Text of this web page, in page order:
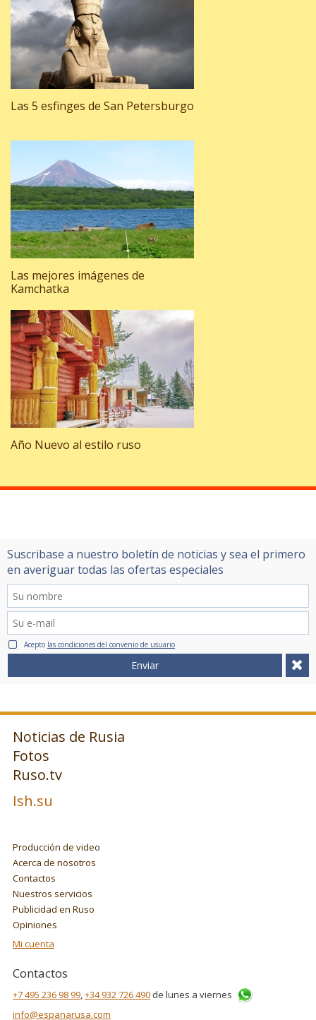
Las 5 esfinges de San Petersburgo
Las mejores imágenes de
Kamchatka
Año Nuevo al estilo ruso
Suscribase a nuestro boletín de noticias y sea el primero
en averiguar todas las ofertas especiales
Acepto las condiciones del convenio de usuario
Enviar
Noticias de Rusia
Fotos
Ruso.tv
Ish.su
Producción de video
Acerca de nosotros
Contactos
Nuestros servicios
Publicidad en Ruso
Opiniones
Mi cuenta
Contactos
+7 495 236 98 99 +34 932 726 490 de lunes a viernes
info@espanarusa.com